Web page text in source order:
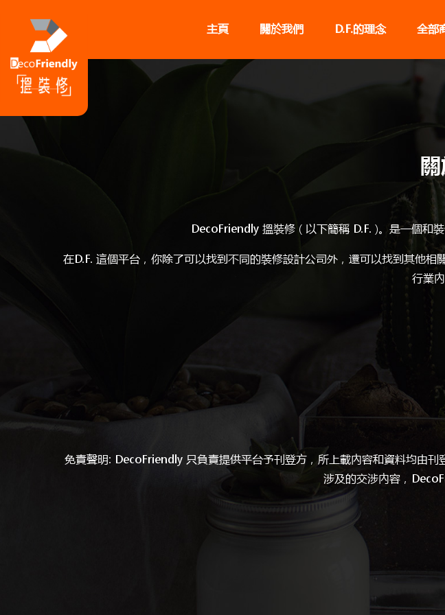
主頁 關於我們 D.F.的理念 全部
DecoFriendly 搵裝修 ( 以下簡稱 D.F. )。是一個和
在D.F. 這個平台，你除了可以找到不同的裝修設計公司外，還可以找到其他
行業
免責聲明: DecoFriendly 只負責提供平台予刊登方，所上載內容和資料均由
涉及的交涉內容，